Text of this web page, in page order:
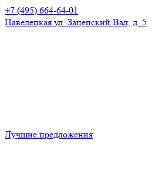
+7 (495) 664-64-01
Павелецкая ул. Зацепский Вал, д. 5
Лучшие предложения